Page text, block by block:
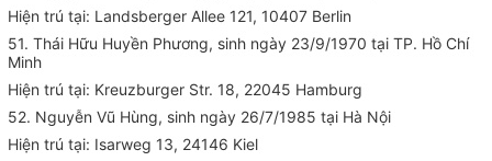
Hiện trú tại: Landsberger Allee 121, 10407 Berlin
51. Thái Hữu Huyền Phương, sinh ngày 23/9/1970 tại TP. Hồ Chí
Minh
Hiện trú tại: Kreuzburger Str. 18, 22045 Hamburg
52. Nguyễn Vũ Hùng, sinh ngày 26/7/1985 tại Hà Nội
Hiện trú tại: Isarweg 13, 24146 Kiel